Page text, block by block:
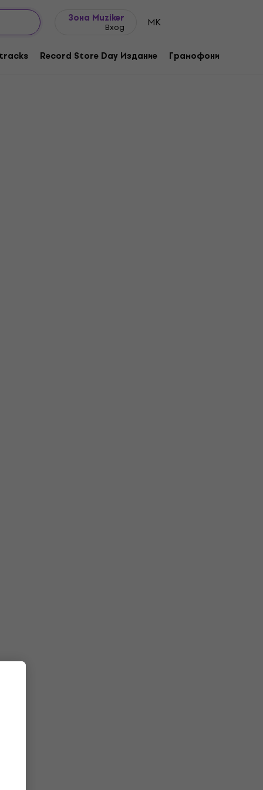
Зона Muziker
Вход MK
Record Store Day Издание Грамофони